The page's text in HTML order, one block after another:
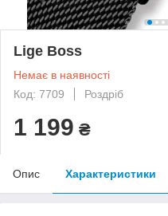
Lige Boss
Немає в наявності
Код: 7709
Роздріб
1 199 ₴
Опис Характеристики